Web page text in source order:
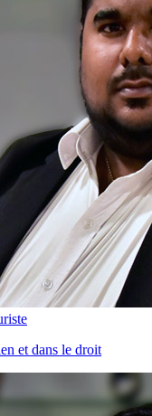
et dans le droit